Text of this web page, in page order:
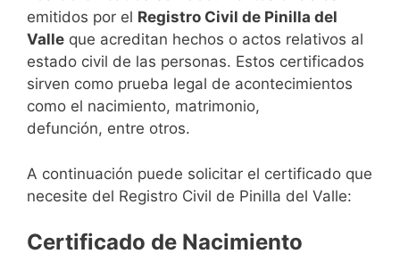
emitidos por el Registro Civil de Pinilla del
Valle que acreditan hechos o actos relativos al
estado civil de las personas. Estos certificados
sirven como prueba legal de acontecimientos
como el nacimiento, matrimonio,
defunción, entre otros.
A continuación puede solicitar el certificado que
necesite del Registro Civil de Pinilla del Valle:
Certificado de Nacimiento